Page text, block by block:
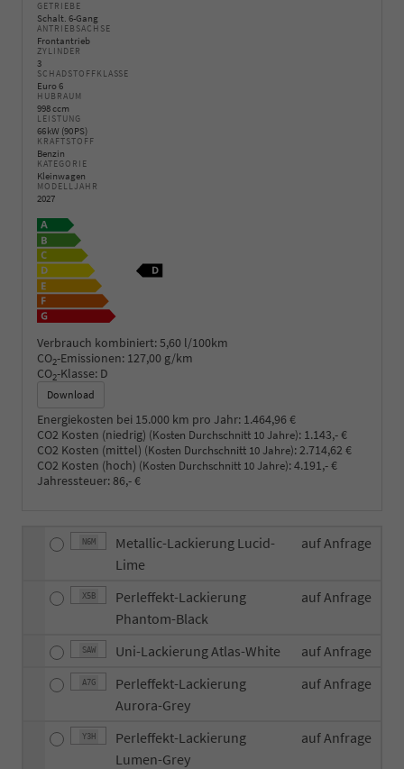
GETRIEBE
Schalt. 6-Gang
ANTRIEBSACHSE
Frontantrieb
ZYLINDER
3
SCHADSTOFFKLASSE
Euro 6
HUBRAUM
998 ccm
LEISTUNG
66 kW (90 PS)
KRAFTSTOFF
Benzin
KATEGORIE
Kleinwagen
MODELLJAHR
2027
Verbrauch kombiniert:5,60 l/100km
CO2-Emissionen: 127,00 g/km
CO2-Klasse: D
Download
Energiekosten bei 15.000 km pro Jahr: 1.464,96 €
CO2 Kosten (niedrig) (Kosten Durchschnitt 10 Jahre): 1.143,- €
CO2 Kosten (mittel) (Kosten Durchschnitt 10 Jahre):2.714,62 €
CO2 Kosten (hoch) (Kosten Durchschnitt 10 Jahre):4.191,- €
Jahressteuer:86,- €
N6M
Metallic-Lackierung Lucid-
Lime
auf Anfrage
X5B
Perleffekt-Lackierung
Phantom-Black
auf Anfrage
SAW Uni-Lackierung Atlas-White auf Anfrage
A7G
Perleffekt-Lackierung
Aurora-Grey
auf Anfrage
Y3H
Perleffekt-Lackierung
Lumen-Grey
auf Anfrage